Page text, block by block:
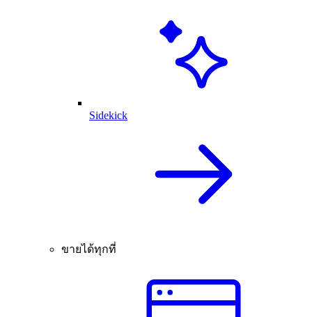
Sidekick
ขายได้ทุกที่